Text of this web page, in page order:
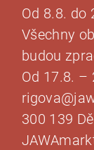
Od 8.8. do
Všechny
budou
Od 17.8. –
300 139